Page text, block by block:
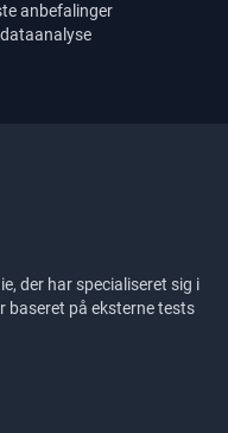
anbefalinger
der har specialiseret sig i
baseret på eksterne tests